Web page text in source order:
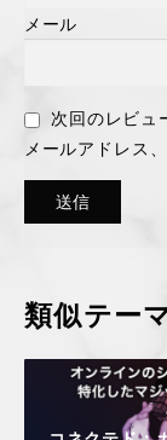
メール
次回のレビュ
メールアドレス
類似テー